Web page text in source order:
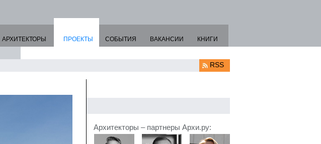
АРХИТЕКТОРЫ
ПРОЕКТЫ
СОБЫТИЯ ВАКАНСИИ КНИГИ
RSS
Архитекторы – партнеры Архи.ру: